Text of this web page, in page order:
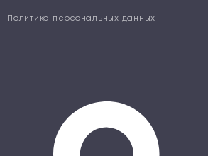
Политика персональных данных